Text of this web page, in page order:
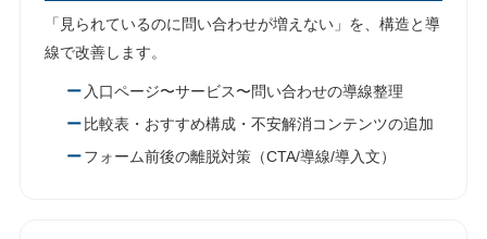
「見られているのに問い合わせが増えない」を、構造と導
線で改善します。
入口ページ〜サービス〜問い合わせの導線整理
比較表・おすすめ構成・不安解消コンテンツの追加
フォーム前後の離脱対策（CTA/導線/導入文）